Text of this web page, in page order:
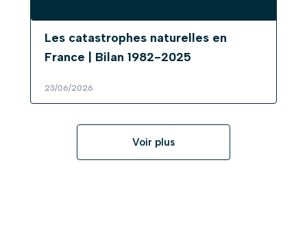
Les catastrophes naturelles en
France | Bilan 1982-2025
23/06/2026
Voir plus